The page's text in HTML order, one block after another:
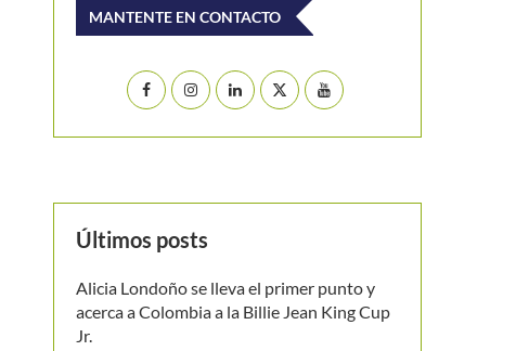
MANTENTE EN CONTACTO
Últimos posts
Alicia Londoño se lleva el primer punto y
acerca a Colombia a la Billie Jean King Cup
Jr.